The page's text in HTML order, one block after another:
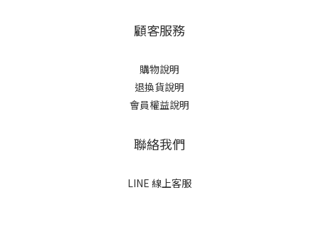
顧客服務
購物說明
退換貨說明
會員權益說明
聯絡我們
LINE 線上客服